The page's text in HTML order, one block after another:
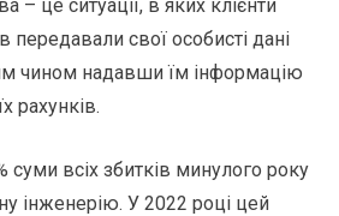
– це ситуації, в яких клієнти
передавали свої особисті дані
чином надавши їм інформацію
рахунків.
суми всіх збитків минулого року
інженерію. У 2022 році цей